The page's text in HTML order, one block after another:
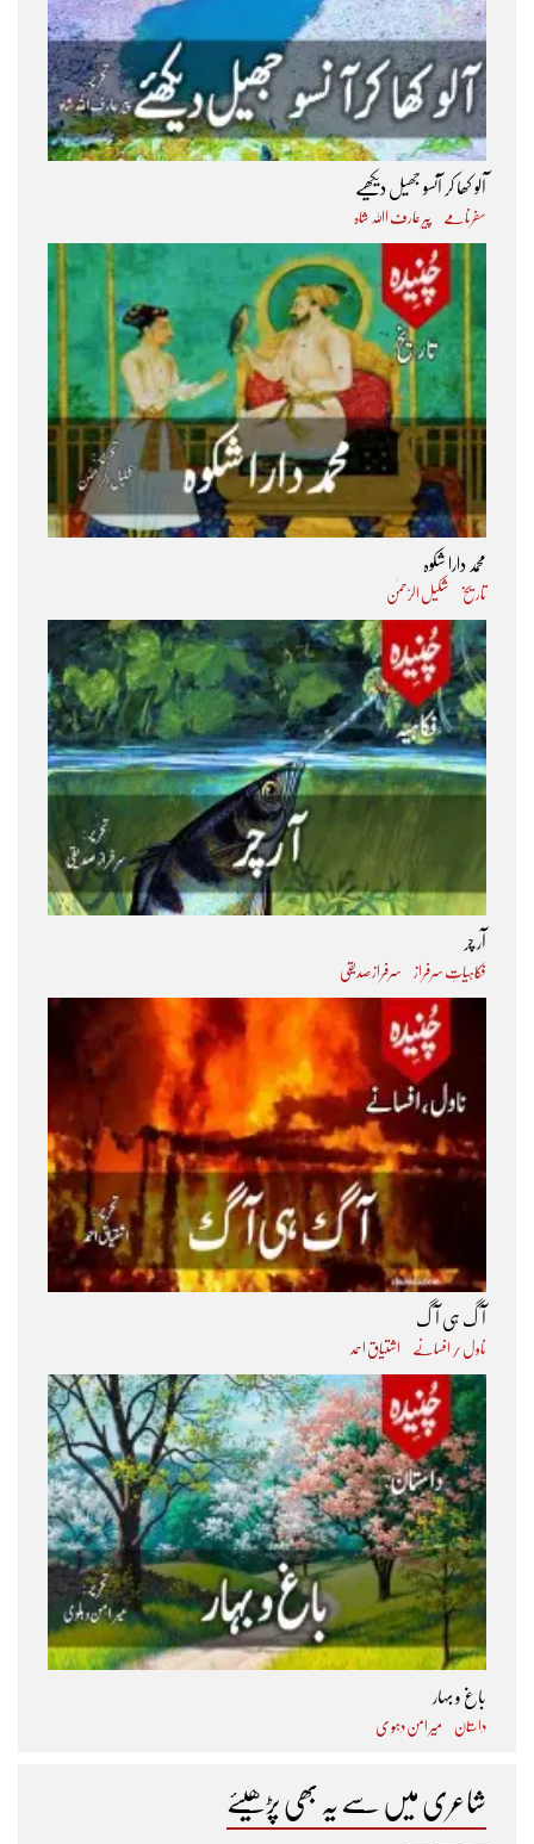
آلو کھا کر آنسو جھیل دیکھیے
سفرنامے پیر عارف اﷲ شاہ
محمد دارا شکوہ
تاریخ شکیل الرّحمٰن
آر چر
فکاہیاتِ سرفراز سرفراز صدیقی
آگ ہی آگ
ناول / افسانے اشتیاق احمد
باغ و بہار
داستان میر امن دہو ی
شاعری میں سے یہ بھی پڑھیئے